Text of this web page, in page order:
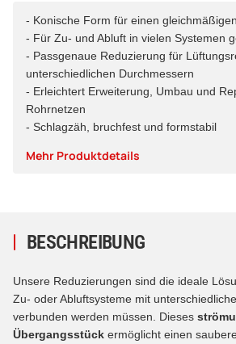
- Konische Form für einen
- Für Zu- und Abluft in vielen Systemen
- Passgenaue Reduzierung für
unterschiedlichen Durchmessern
- Erleichtert Erweiterung, Umbau und
Rohrnetzen
- Schlagzäh, bruchfest und formstabil
Mehr Produktdetails
BESCHREIBUNG
Unsere Reduzierungen sind die ideale
Zu- oder Abluftsysteme mit
verbunden werden müssen. Dieses
Übergangsstück ermöglicht einen